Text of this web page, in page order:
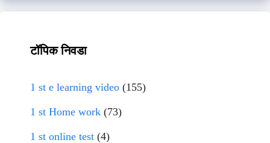
टॉपिक निवडा
1 st e learning video (155)
1 st Home work (73)
1 st online test (4)